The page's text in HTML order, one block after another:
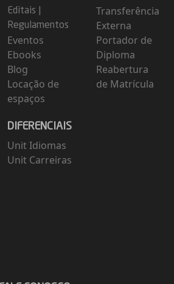
Editais
Regulamentos
Eventos
Ebooks
Blog
Locação de
espaços
DIFERENCIAIS
Unit Idiomas
Unit Carreiras
Transferência
Externa
Portador de
Diploma
Reabertura
de Matrícula